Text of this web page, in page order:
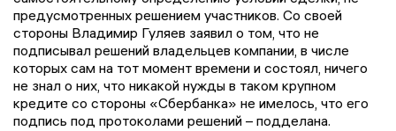
предусмотренных решением участников. Со своей
стороны Владимир Гуляев заявил о том, что не
подписывал решений владельцев компании, в числе
которых сам на тот момент времени и состоял, ничего
не знал о них, что никакой нужды в таком крупном
кредите со стороны «Сбербанка» не имелось, что его
подпись под протоколами решений – подделана.